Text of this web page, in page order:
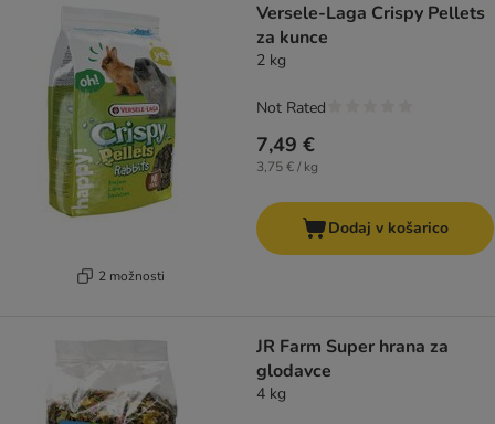
2 možnosti
Versele-Laga Crispy Pellets
za kunce
2 kg
7,49 €
3,75 € / kg
Not Rated
Dodaj v košarico
JR Farm Super hrana za
glodavce
4 kg